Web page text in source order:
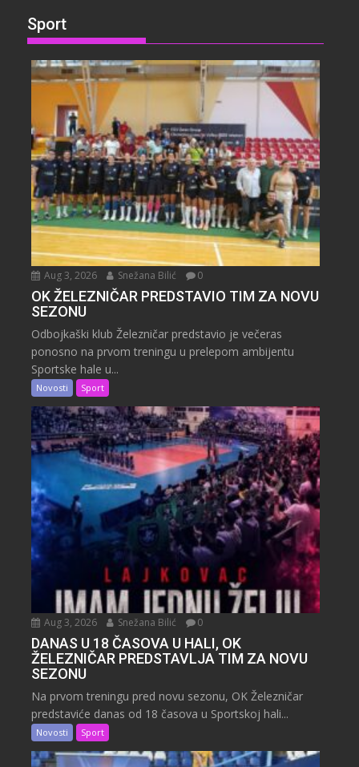
Sport
Aug 3, 2026 Snežana Bilić 0
OK ŽELEZNIČAR PREDSTAVIO TIM ZA NOVU
SEZONU
Odbojkaški klub Železničar predstavio je večeras
ponosno na prvom treningu u prelepom ambijentu
Sportske hale u...
Novosti Sport
Aug 3, 2026 Snežana Bilić 0
DANAS U 18 ČASOVA U HALI, OK
ŽELEZNIČAR PREDSTAVLJA TIM ZA NOVU
SEZONU
Na prvom treningu pred novu sezonu, OK Železničar
predstaviće danas od 18 časova u Sportskoj hali...
Novosti Sport